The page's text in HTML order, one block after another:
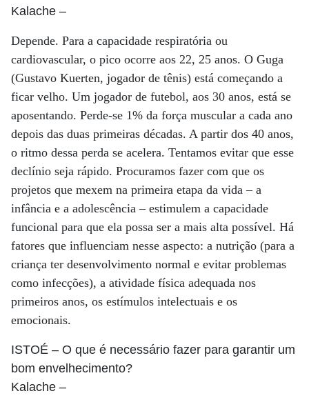
Kalache –
Depende. Para a capacidade respiratória ou
cardiovascular, o pico ocorre aos 22, 25 anos. O Guga
(Gustavo Kuerten, jogador de tênis) está começando a
ficar velho. Um jogador de futebol, aos 30 anos, está se
aposentando. Perde-se 1% da força muscular a cada ano
depois das duas primeiras décadas. A partir dos 40 anos,
o ritmo dessa perda se acelera. Tentamos evitar que esse
declínio seja rápido. Procuramos fazer com que os
projetos que mexem na primeira etapa da vida – a
infância e a adolescência – estimulem a capacidade
funcional para que ela possa ser a mais alta possível. Há
fatores que influenciam nesse aspecto: a nutrição (para a
criança ter desenvolvimento normal e evitar problemas
como infecções), a atividade física adequada nos
primeiros anos, os estímulos intelectuais e os
emocionais.
ISTOÉ – O que é necessário fazer para garantir um
bom envelhecimento?
Kalache –